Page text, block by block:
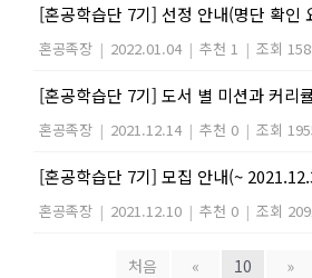
[혼공학습단 7기] 선정 안내(명단 확인
혼공족장 | 2022.01.04 | 추천 1 | 조회
[혼공학습단 7기] 도서 별 미션과 커리
혼공족장 | 2021.12.14 | 추천 0 | 조회
[혼공학습단 7기] 모집 안내(~
혼공족장 | 2021.12.10 | 추천 0 | 조회
처음 « 10 »